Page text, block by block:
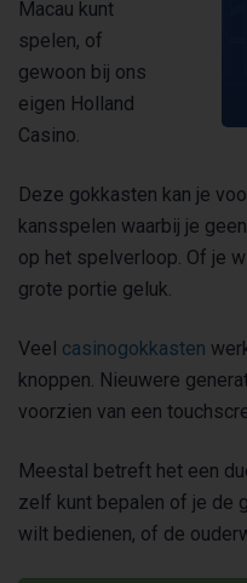
Macau kunt
spelen, of
gewoon bij ons
eigen Holland
Casino.
Deze gokkasten kan je
kansspelen waarbij je
op het spelverloop. Of je
grote portie geluk.
Veel casinogokkasten
knoppen. Nieuwere
voorzien van een
Meestal betreft het een
zelf kunt bepalen of je de
wilt bedienen, of de